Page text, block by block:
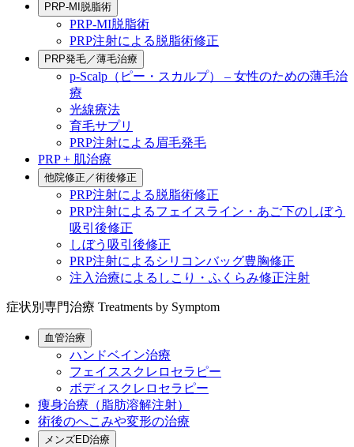
PRP-MI脱脂術
PRP-MI脱脂術
PRP注射による脱脂術修正
PRP発毛／薄毛治療
p-Scalp（ピー・スカルプ） – 女性のための薄毛治
療
光線療法
育毛サプリ
PRP注射による眉毛発毛
PRP + 肌治療
他院修正／術後修正
PRP注射による脱脂術修正
PRP注射によるフェイスライン・あご下のしぼう
吸引後修正
しぼう吸引後修正
PRP注射によるシリコンバッグ豊胸修正
注入治療によるしこり・ふくらみ修正注射
症状別専門治療 Treatments by Symptom
血管治療
ハンドベイン治療
フェイススクレロセラピー
ボディスクレロセラピー
痩身治療（脂肪溶解注射）
術後のへこみや変形の治療
メンズED治療